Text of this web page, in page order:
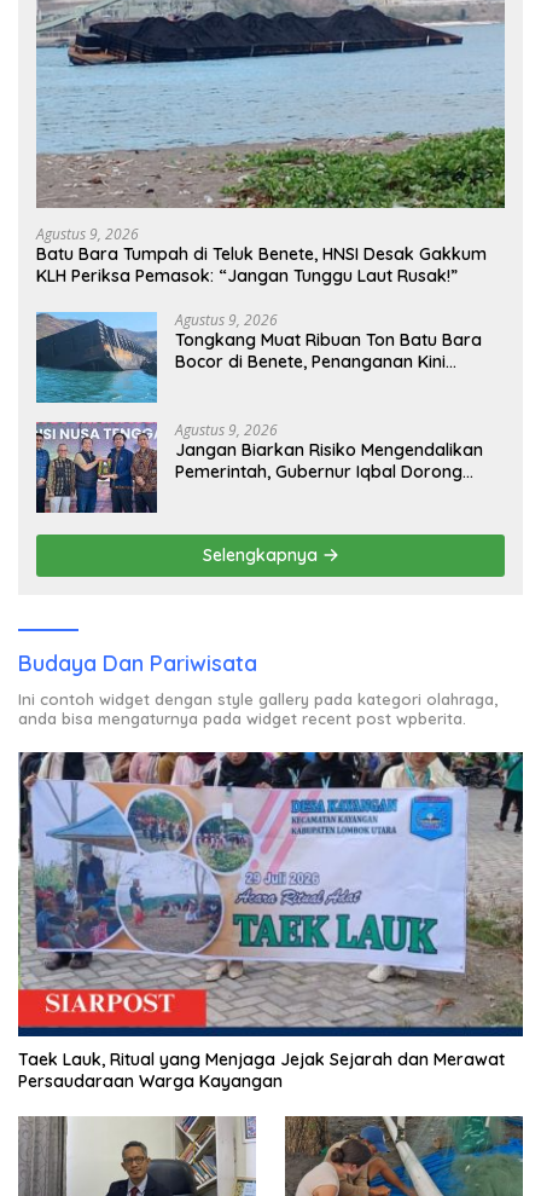
Agustus 9, 2026
Batu Bara Tumpah di Teluk Benete, HNSI Desak Gakkum
KLH Periksa Pemasok: “Jangan Tunggu Laut Rusak!”
Agustus 9, 2026
Tongkang Muat Ribuan Ton Batu Bara
Bocor di Benete, Penanganan Kini
Agustus 9, 2026
Jangan Biarkan Risiko Mengendalikan
Pemerintah, Gubernur Iqbal Dorong
Selengkapnya
Budaya Dan Pariwisata
Ini contoh widget dengan style gallery pada kategori olahraga,
anda bisa mengaturnya pada widget recent post wpberita.
Taek Lauk, Ritual yang Menjaga Jejak Sejarah dan Merawat
Persaudaraan Warga Kayangan